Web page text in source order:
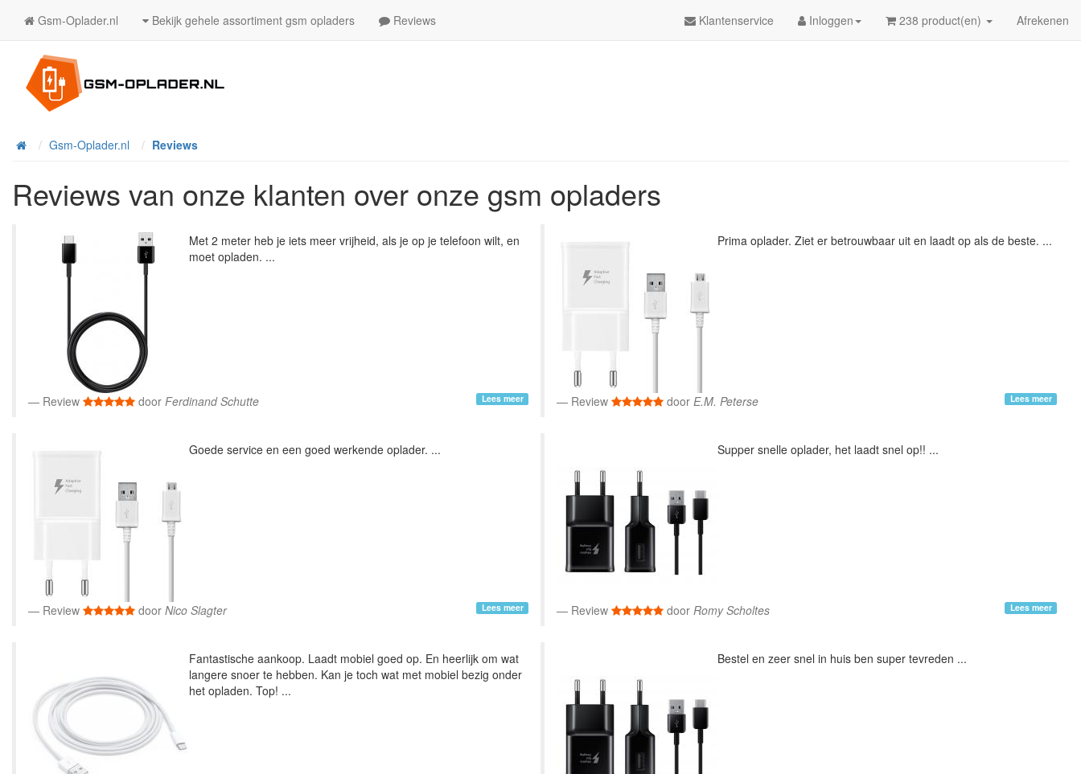
Gsm-Oplader.nl Bekijk gehele assortiment gsm opladers Reviews Klantenservice Inloggen 238 product(en) Afrekenen
HomeGsm-Oplader.nl Reviews
Reviews van onze klanten over onze gsm opladers
Met 2 meter heb je iets meer vrijheid, als je op je telefoon wilt, en
moet opladen. ...
Review door Ferdinand Schutte Lees meer
Prima oplader. Ziet er betrouwbaar uit en laadt op als de beste. ...
Review door E.M. Peterse Lees meer
Goede service en een goed werkende oplader. ...
Review door Nico Slagter Lees meer
Supper snelle oplader, het laadt snel op!! ...
Review door Romy Scholtes Lees meer
Fantastische aankoop. Laadt mobiel goed op. En heerlijk om wat
langere snoer te hebben. Kan je toch wat met mobiel bezig onder
het opladen. Top! ...
Bestel en zeer snel in huis ben super tevreden ...